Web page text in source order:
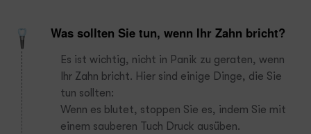
Was sollten Sie tun, wenn Ihr Zahn bricht?
Es ist wichtig, nicht in Panik zu geraten, wenn
Ihr Zahn bricht. Hier sind einige Dinge, die Sie
tun sollten:
Wenn es blutet, stoppen Sie es, indem Sie mit
einem sauberen Tuch Druck ausüben.